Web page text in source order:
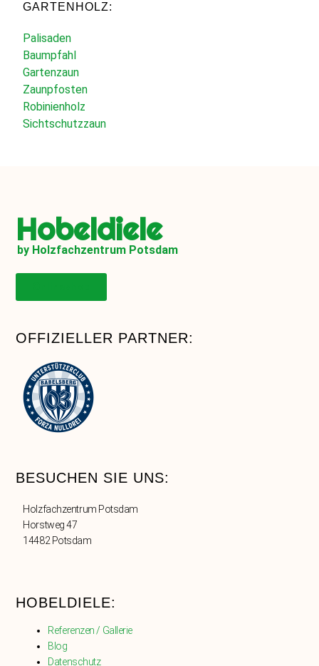
GARTENHOLZ:
Palisaden
Baumpfahl
Gartenzaun
Zaunpfosten
Robinienholz
Sichtschutzzaun
Hobeldiele
by Holzfachzentrum Potsdam
OFFIZIELLER PARTNER:
BESUCHEN SIE UNS:
Holzfachzentrum Potsdam
Horstweg 47
14482 Potsdam
HOBELDIELE:
Referenzen / Gallerie
Blog
Datenschutz